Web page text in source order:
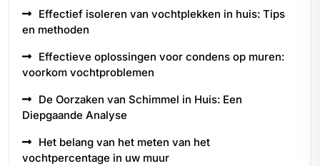
Effectief isoleren van vochtplekken in huis: Tips
en methoden
Effectieve oplossingen voor condens op muren:
voorkom vochtproblemen
De Oorzaken van Schimmel in Huis: Een
Diepgaande Analyse
Het belang van het meten van het
vochtpercentage in uw muur